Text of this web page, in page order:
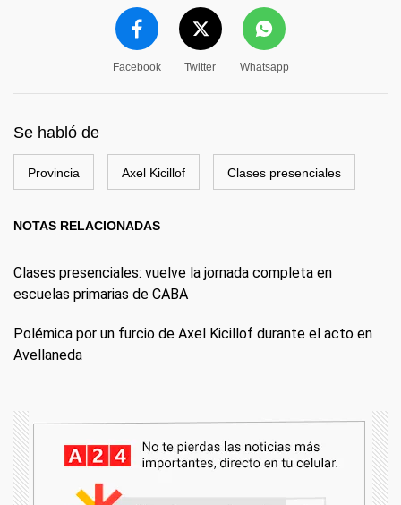
Facebook Twitter Whatsapp
Se habló de
Provincia Axel Kicillof Clases presenciales
NOTAS RELACIONADAS
Clases presenciales: vuelve la jornada completa en
escuelas primarias de CABA
Polémica por un furcio de Axel Kicillof durante el acto en
Avellaneda